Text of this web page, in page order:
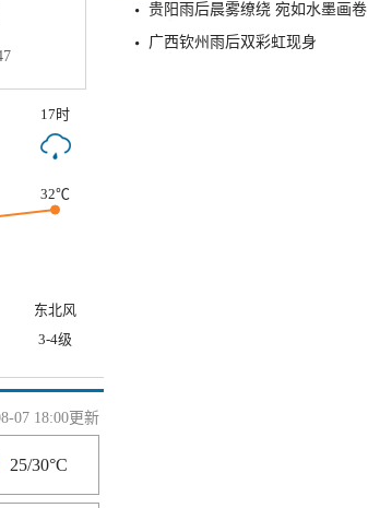
17时
32℃
东北风
3-4级
07 18:00更新
25/30°C
贵阳雨后晨雾缭绕 宛如水墨画卷
广西钦州雨后双彩虹现身